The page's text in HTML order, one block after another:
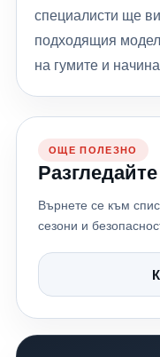
специалисти ще
подходящия
на гумите и
ОЩЕ ПОЛЕЗНО
Върнете се към
сезони и